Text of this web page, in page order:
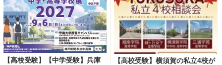
【高校受験】【中学受験】兵庫
【高校受験】横須賀の私立4校が